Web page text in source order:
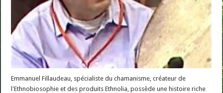
Emmanuel Fillaudeau, spécialiste du chamanisme, créateur de
l'Ethnobiosophie et des produits Ethnolia, possède une histoire riche